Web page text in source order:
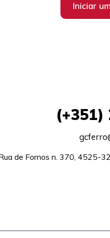
Iniciar
(+351)
de Fornos n. 370, 4525-